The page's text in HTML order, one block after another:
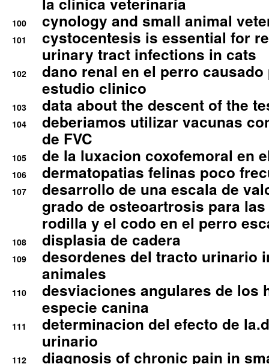
100 cynology and small animal
101
cystocentesis is essential for
urinary tract infections in cats
102
dano renal en el perro
estudio clinico
103 data about the descent of the
104
deberiamos utilizar vacunas
de FVC
105 de la luxacion coxofemoral en
106 dermatopatias felinas poco
107
desarrollo de una escala de
grado de osteoartrosis para
rodilla y el codo en el perro
108 displasia de cadera
109
desordenes del tracto urinario
animales
110
desviaciones angulares de los
especie canina
111
determinacion del efecto de
urinario
112 diagnosis of chronic pain in